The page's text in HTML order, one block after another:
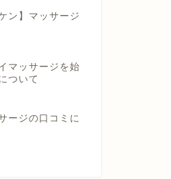
ン】マッサージ
マッサージを始
ついて
ージの口コミに